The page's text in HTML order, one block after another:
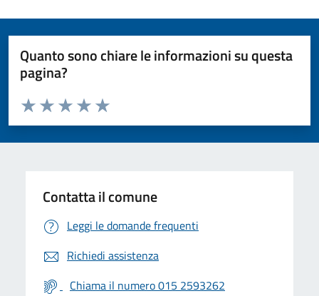
Quanto sono chiare le informazioni su questa
pagina?
Valuta da 1 a 5 stelle la pagina
Valuta 5 stelle su 5
Valuta 4 stelle su 5
Valuta 3 stelle su 5
Valuta 2 stelle su 5
Valuta 1 stelle su 5
Contatta il comune
Leggi le domande frequenti
Richiedi assistenza
Chiama il numero 015 2593262